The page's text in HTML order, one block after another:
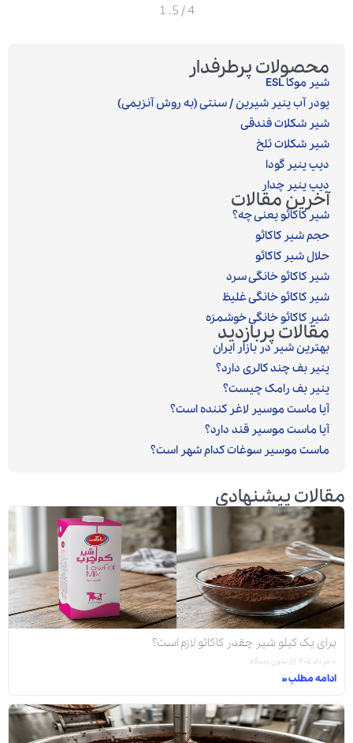
4
/ 5.
1
محصولات پرطرفدار
شیر موکا ESL
پودر آب پنیر شیرین / سنتی (به روش آنزیمی)‎
شیر شکلات فندقی
شیر شکلات تلخ
دیپ پنیر گودا
دیپ پنیر چدار
آخرین مقالات
شیر کاکائو یعنی چه؟
حجم شیر کاکائو
حلال شیر کاکائو
شیر کاکائو خانگی سرد
شیر کاکائو خانگی غلیظ
شیر کاکائو خانگی خوشمزه
مقالات پربازدید
بهترین شیر در بازار ایران
پنیر بف چند کالری دارد؟
پنیر بف رامک چیست؟
آیا ماست موسیر لاغر کننده است؟
آیا ماست موسیر قند دارد؟
ماست موسیر سوغات کدام شهر است؟
مقالات پیشنهادی
برای یک کیلو شیر چقدر کاکائو لازم است؟
۱۰ مرداد ۱۴۰۵ بدون دیدگاه
ادامه مطلب »